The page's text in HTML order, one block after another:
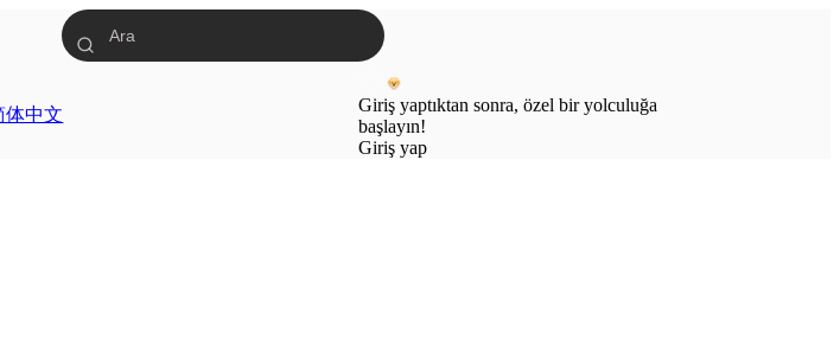
体中文
Giriş yaptıktan sonra, özel bir yolculuğa
başlayın!
Giriş yap